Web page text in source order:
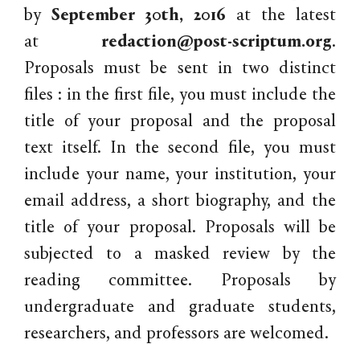
bySeptember 30th, 2016 at the latest
at redaction@post-scriptum.org.
Proposals must be sent in two distinct
files : in the first file, you must include the
title of your proposal and the proposal
text itself. In the second file, you must
include your name, your institution, your
email address, a short biography, and the
title of your proposal. Proposals will be
subjected to a masked review by the
reading committee. Proposals by
undergraduate and graduate students,
researchers, and professors are welcomed.